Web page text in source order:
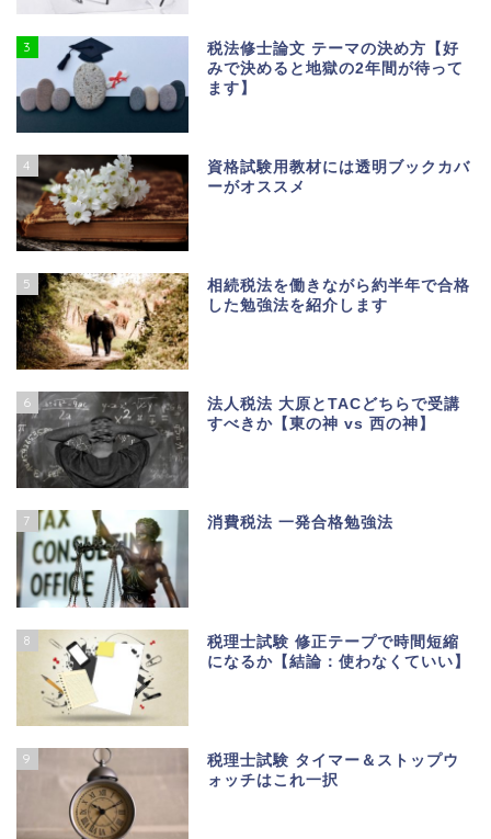
3
税法修士論文 テーマの決め方【好
みで決めると地獄の2年間が待って
ます】
4
資格試験用教材には透明ブックカバ
ーがオススメ
5
相続税法を働きながら約半年で合格
した勉強法を紹介します
6
法人税法 大原とTACどちらで受講
すべきか【東の神 vs 西の神】
7 消費税法 一発合格勉強法
8
税理士試験 修正テープで時間短縮
になるか【結論：使わなくていい】
9
税理士試験 タイマー＆ストップウ
ォッチはこれ一択